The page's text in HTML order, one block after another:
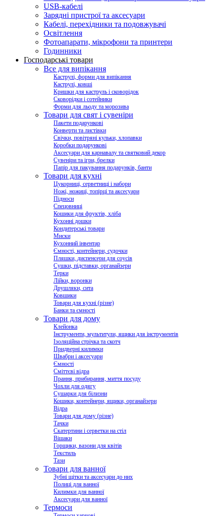
USB-кабелі
Зарядні пристрої та аксесуари
Кабелі, перехідники та подовжувачі
Освітлення
Фотоапарати, мікрофони та принтери
Годинники
Господарські товари
Все для випікання
Каструлі, форми для випікання
Каструлі, ковші
Кришки для каструль і сковорідок
Сковорідки і сотейники
Форми для льоду та морозива
Товари для свят і сувеніри
Пакети подарункові
Конверти та листівки
Свічки, повітряні кульки, хлопавки
Коробки подарункові
Аксесуари для карнавалу та святковий декор
Сувеніри та ігри, брелки
Папір для пакування подарунків, банти
Товари для кухні
Цукорниці, серветниці і набори
Ножі, ножиці, топірці та аксесуари
Підноси
Спецовниці
Кошики для фруктів, хліба
Кухонні дошки
Кондитерські товари
Миски
Кухонний інвентар
Ємності, контейнери, судочки
Пляшки, диспенсери для соусів
Сушки, підставки, органайзери
Терки
Лійки, воронки
Друшляки, сита
Ковшики
Товари для кухні (різне)
Банки та ємності
Товари для дому
Клейонка
Інструменти, мультитули, ящики для інструментів
Ізоляційна стрічка та скотч
Придверні килимки
Швабри і аксесуари
Ємності
Сміттєві відра
Прання, прибирання, миття посуду
Чохли для одягу
Сушарки для білизни
Кошики, контейнери, ящики, органайзери
Відра
Товари для дому (різне)
Тачки
Скатертини і серветки на стіл
Вішаки
Горщики, вазони для квітів
Текстиль
Тази
Товари для ванної
Зубні щітки та аксесуари до них
Полиці для ванної
Килимки для ванної
Аксесуари для ванної
Термоси